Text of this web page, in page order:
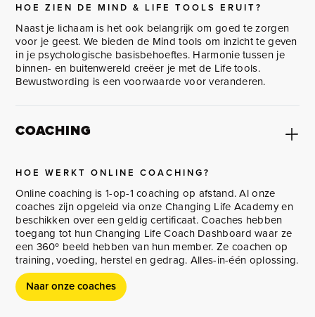
HOE ZIEN DE MIND & LIFE TOOLS ERUIT?
Naast je lichaam is het ook belangrijk om goed te zorgen
voor je geest. We bieden de Mind tools om inzicht te geven
in je psychologische basisbehoeftes. Harmonie tussen je
binnen- en buitenwereld creëer je met de Life tools.
Bewustwording is een voorwaarde voor veranderen.
COACHING
HOE WERKT ONLINE COACHING?
Online coaching is 1-op-1 coaching op afstand. Al onze
coaches zijn opgeleid via onze Changing Life Academy en
beschikken over een geldig certificaat. Coaches hebben
toegang tot hun Changing Life Coach Dashboard waar ze
een 360º beeld hebben van hun member. Ze coachen op
training, voeding, herstel en gedrag. Alles-in-één oplossing.
Naar onze coaches